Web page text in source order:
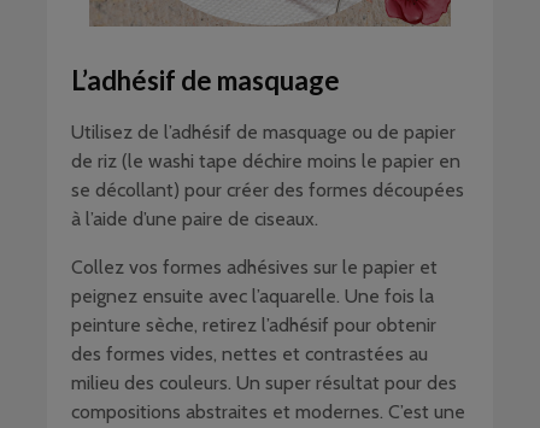
L’adhésif de masquage
Utilisez de l’adhésif de masquage ou de papier
de riz (le washi tape déchire moins le papier en
se décollant) pour créer des formes découpées
à l’aide d’une paire de ciseaux.
Collez vos formes adhésives sur le papier et
peignez ensuite avec l’aquarelle. Une fois la
peinture sèche, retirez l’adhésif pour obtenir
des formes vides, nettes et contrastées au
milieu des couleurs. Un super résultat pour des
compositions abstraites et modernes. C’est une